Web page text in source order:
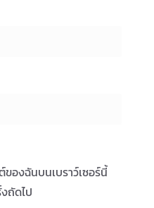
ของฉันบนเบราว์เซอร์นี้
ถัดไป